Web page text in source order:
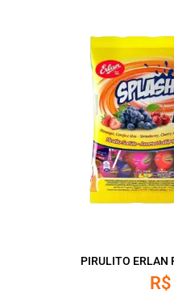
PIRULITO ERLAN
R$